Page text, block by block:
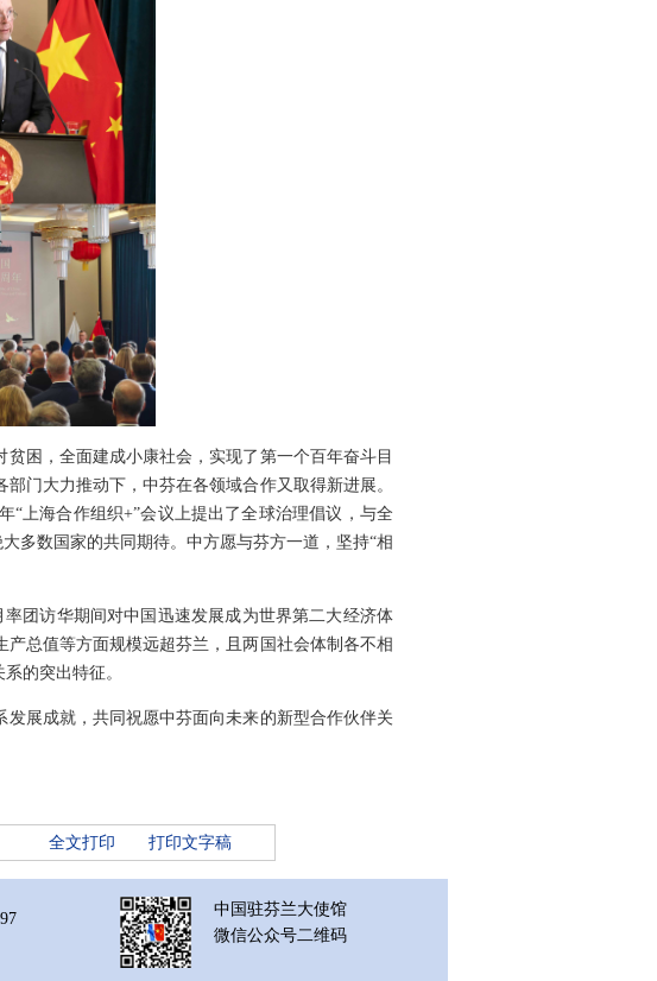
困，全面建成小康社会，实现了第一个百年奋斗目
门大力推动下，中芬在各领域合作又取得新进展。
“上海合作组织+”会议上提出了全球治理倡议，与全
多数国家的共同期待。中方愿与芬方一道，坚持“相
团访华期间对中国迅速发展成为世界第二大经济体
总值等方面规模远超芬兰，且两国社会体制各不相
的突出特征。
展成就，共同祝愿中芬面向未来的新型合作伙伴关
全文打印 打印文字稿
中国驻芬兰大使馆
微信公众号二维码